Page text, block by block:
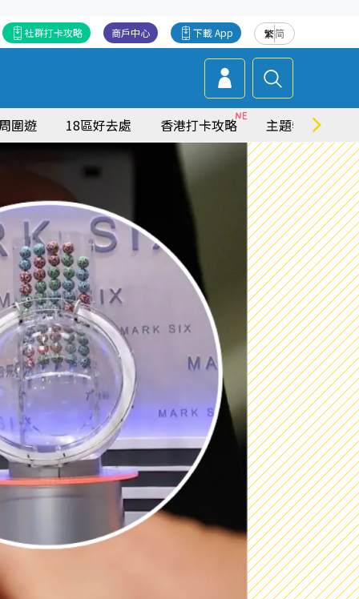
繁简
下載 App
商戶中心
社群打卡攻略
圍遊 18區好去處 香港打卡攻略 主題特集